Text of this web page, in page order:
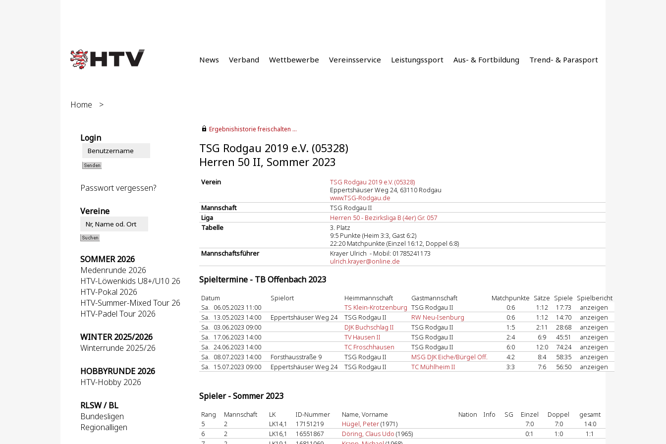
News Verband Wettbewerbe Vereinsservice Leistungssport Aus- & Fortbildung Trend- & Parasport
Home >
Login
Passwort vergessen?
Vereine
SOMMER 2026
Medenrunde 2026
HTV-Löwenkids U8+/U10 26
HTV-Pokal 2026
HTV-Summer-Mixed Tour 26
HTV-Padel Tour 2026
WINTER 2025/2026
Winterrunde 2025/26
HOBBYRUNDE 2026
HTV-Hobby 2026
RLSW / BL
Bundesligen
Regionalligen
Ergebnishistorie freischalten ...
TSG Rodgau 2019 e.V. (05328)
Herren 50 II, Sommer 2023
Verein
TSG Rodgau 2019 e.V. (05328)
Eppertshäuser Weg 24, 63110 Rodgau
www.TSG-Rodgau.de
Mannschaft
TSG Rodgau II
Liga
Herren 50 - Bezirksliga B (4er) Gr. 057
Tabelle
3. Platz
9:5 Punkte (Heim 3:3, Gast 6:2)
22:20 Matchpunkte (Einzel 16:12, Doppel 6:8)
Mannschaftsführer
Krayer Ulrich - Mobil: 01785241173
ulrich.krayer@online.de
Spieltermine - TB Offenbach 2023
Datum Spielort Heimmannschaft Gastmannschaft Matchpunkte Sätze Spiele Spielbericht
Sa. 06.05.2023 11:00 TS Klein-Krotzenburg TSG Rodgau II 0:6 1:12 17:73
anzeigen
Sa. 13.05.2023 14:00 Eppertshäuser Weg 24 TSG Rodgau II RW Neu-Isenburg 0:6 1:12 14:70
anzeigen
Sa. 03.06.2023 09:00 DJK Buchschlag II TSG Rodgau II 1:5 2:11 28:68
anzeigen
Sa. 17.06.2023 14:00 TV Hausen II TSG Rodgau II 2:4 6:9 45:51
anzeigen
Sa. 24.06.2023 14:00 TC Froschhausen TSG Rodgau II 6:0 12:0 74:24
anzeigen
Sa. 08.07.2023 14:00 Forsthausstraße 9 TSG Rodgau II MSG DJK Eiche/Bürgel Off. 4:2 8:4 58:35
anzeigen
Sa. 15.07.2023 09:00 Eppertshäuser Weg 24 TSG Rodgau II TC Mühlheim II 3:3 7:6 56:50 anzeigen
Spieler - Sommer 2023
Rang Mannschaft LK ID-Nummer Name, Vorname Nation Info SG Einzel Doppel
gesamt
5
2 LK14,1 17151219 Hügel, Peter(1971) 7:0 7:0
14:0
6
2 LK16,1 16551867 Döring, Claus Udo (1965) 0:1 1:0
1:1